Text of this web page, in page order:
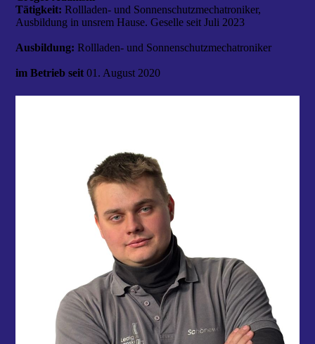
Tätigkeit:Rollladen- und Sonnenschutzmechatroniker,
Ausbildung in unsrem Hause. Geselle seit Juli 2023
Ausbildung:Rollladen- und Sonnenschutzmechatroniker
im Betrieb seit01. August 2020